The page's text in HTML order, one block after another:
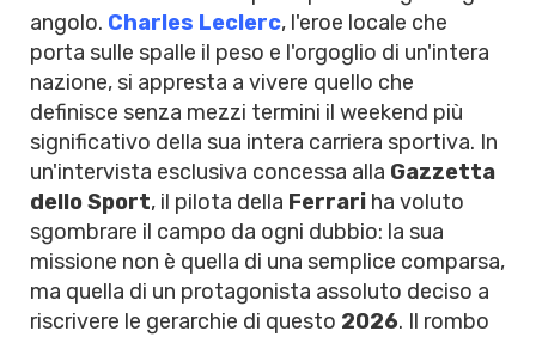
angolo. Charles Leclerc, l'eroe locale che
porta sulle spalle il peso e l'orgoglio di un'intera
nazione, si appresta a vivere quello che
definisce senza mezzi termini il weekend più
significativo della sua intera carriera sportiva. In
un'intervista esclusiva concessa alla Gazzetta
dello Sport, il pilota della Ferrari ha voluto
sgombrare il campo da ogni dubbio: la sua
missione non è quella di una semplice comparsa,
ma quella di un protagonista assoluto deciso a
riscrivere le gerarchie di questo 2026. Il rombo